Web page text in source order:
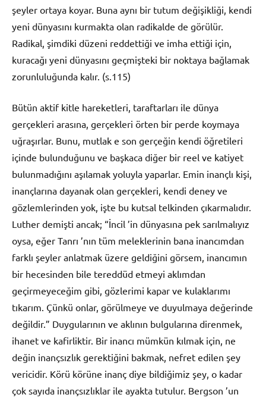
şeyler ortaya koyar. Buna aynı bir tutum değişikliği, kendi
yeni dünyasını kurmakta olan radikalde de görülür.
Radikal, şimdiki düzeni reddettiği ve imha ettiği için,
kuracağı yeni dünyasını geçmişteki bir noktaya bağlamak
zorunluluğunda kalır. (s.115)
Bütün aktif kitle hareketleri, taraftarları ile dünya
gerçekleri arasına, gerçekleri örten bir perde koymaya
uğraşırlar. Bunu, mutlak e son gerçeğin kendi öğretileri
içinde bulunduğunu ve başkaca diğer bir reel ve katiyet
bulunmadığını aşılamak yoluyla yaparlar. Emin inançlı kişi,
inançlarına dayanak olan gerçekleri, kendi deney ve
gözlemlerinden yok, işte bu kutsal telkinden çıkarmalıdır.
Luther demişti ancak; “İncil ’in dünyasına pek sarılmalıyız
oysa, eğer Tanrı ’nın tüm meleklerinin bana inancımdan
farklı şeyler anlatmak üzere geldiğini görsem, inancımın
bir hecesinden bile tereddüd etmeyi aklımdan
geçirmeyeceğim gibi, gözlerimi kapar ve kulaklarımı
tıkarım. Çünkü onlar, görülmeye ve duyulmaya değerinde
değildir.” Duygularının ve aklının bulgularına direnmek,
ihanet ve kafirliktir. Bir inancı mümkün kılmak için, ne
değin inançsızlık gerektiğini bakmak, nefret edilen şey
vericidir. Körü körüne inanç diye bildiğimiz şey, o kadar
çok sayıda inançsızlıklar ile ayakta tutulur. Bergson ’un